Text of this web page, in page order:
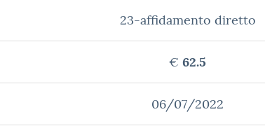
23-affidamento diretto
€ 62.5
06/07/2022